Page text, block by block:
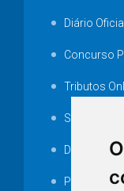
Diário Oficial
Concurso
Tributos
Serviços
Decretos
Portarias